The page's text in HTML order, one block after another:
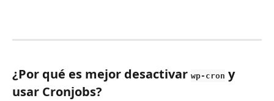
¿Por qué es mejor desactivar wp-cron y
usar Cronjobs?